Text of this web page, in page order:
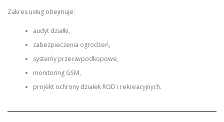
Zakres usług obejmuje:
audyt działki,
zabezpieczenia ogrodzeń,
systemy przeciwpodkopowe,
monitoring GSM,
projekt ochrony działek ROD i rekreacyjnych.